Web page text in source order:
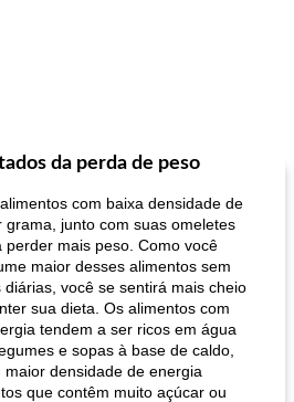
da perda de peso
com baixa densidade de
junto com suas omeletes
mais peso. Como você
maior desses alimentos sem
você se sentirá mais cheio
sua dieta. Os alimentos com
tendem a ser ricos em água
e sopas à base de caldo,
densidade de energia
que contêm muito açúcar ou